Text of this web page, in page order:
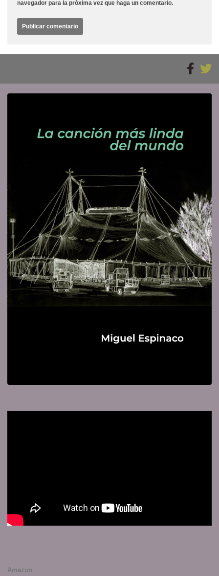
navegador para la próxima vez que haga un comentario.
Amazon